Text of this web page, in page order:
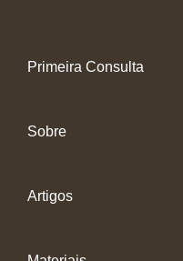
Primeira Consulta
Sobre
Artigos